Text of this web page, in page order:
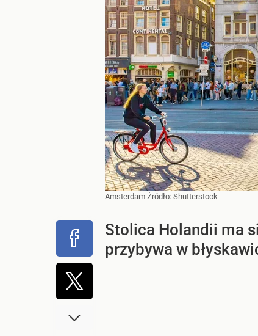
Amsterdam Źródło: Shutterstock
Stolica Holandii ma
przybywa w